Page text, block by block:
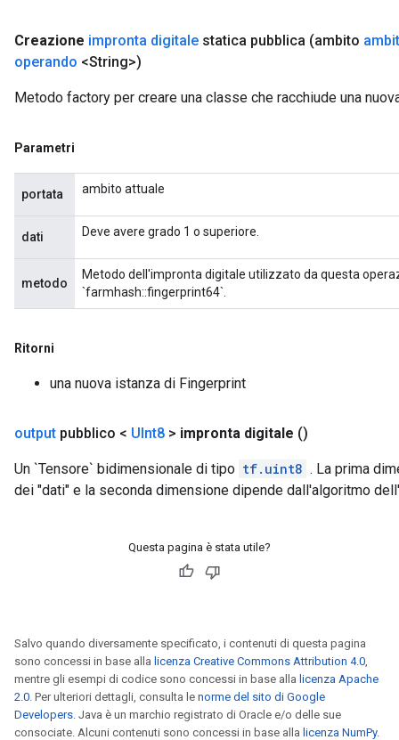
Creazione impronta digitale statica pubblica (ambito
operando <String>)
Metodo factory per creare una classe che racchiude una
Parametri
portata ambito attuale
dati Deve avere grado 1 o superiore.
metodo
Metodo dell'impronta digitale utilizzato da questa
`farmhash::fingerprint64`.
Ritorni
una nuova istanza di Fingerprint
output pubblico < UInt8 > impronta digitale ()
Un `Tensore` bidimensionale di tipo tf.uint8 . La prima
dei "dati" e la seconda dimensione dipende dall'algoritmo
Questa pagina è stata utile?
Salvo quando diversamente specificato, i contenuti di questa pagina
sono concessi in base alla licenza Creative Commons Attribution 4.0,
mentre gli esempi di codice sono concessi in base alla licenza Apache
2.0. Per ulteriori dettagli, consulta le norme del sito di Google
Developers. Java è un marchio registrato di Oracle e/o delle sue
consociate. Alcuni contenuti sono concessi in base alla licenza NumPy.